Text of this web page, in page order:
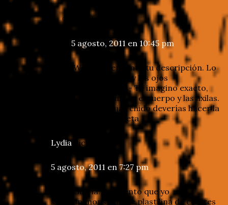
Anónimo
5 agosto, 2011 en 10:45 pm
¡Wow! Me encantó tu descripción. Lo
de la implosión y los ojos
transparentes- Te imagino exacto,
con los patines y el cuerpo y las axilas.
Tú que dibujas chido deverías hacer la
ilustración… neta
Lydia dice
5 agosto, 2011 en 7:27 pm
¡Hola Gutria!, te cuento que yo
sería un monstruo de plastilina de colores